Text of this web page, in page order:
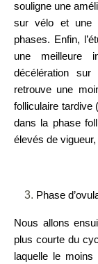
souligne une
sur vélo et une
phases. Enfin,
une meilleure
décélération
retrouve une
folliculaire tardive
dans la phase
élevés de
Phase
Nous allons
plus courte du
laquelle le